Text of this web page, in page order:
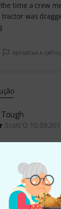
time a crew
was
REPORTAR A
Scott O
great quality
again.
REPORTAR A